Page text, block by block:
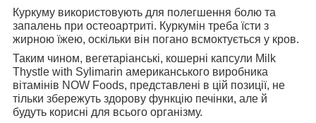
Куркуму використовують для полегшення болю та
запалень при остеоартриті. Куркумін треба їсти з
жирною їжею, оскільки він погано всмоктується у кров.
Таким чином, вегетаріанські, кошерні капсули Milk
Thystle with Sylimarin американського виробника
вітамінів NOW Foods, представлені в цій позиції, не
тільки збережуть здорову функцію печінки, але й
будуть корисні для всього організму.